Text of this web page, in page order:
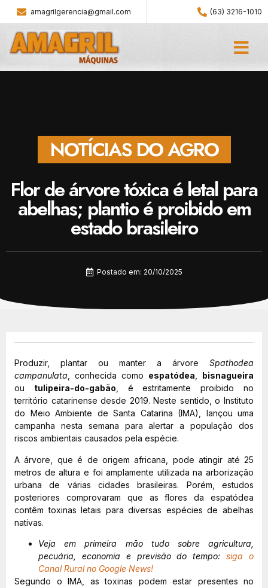
amagrilgerencia@gmail.com (63) 3216-1010
NOTÍCIAS DO AGRO
Flor de árvore tóxica é letal para
abelhas; plantio é proibido em
estado brasileiro
Postado em: 20/10/2025
Produzir, plantar ou manter a árvore Spathodea
campanulata , conhecida como espatódea
bisnagueira
ou tulipeira-do-gabão , é estritamente proibido no
território catarinense desde 2019. Neste sentido, o Instituto
do Meio Ambiente de Santa Catarina (IMA), lançou uma
campanha nesta semana para alertar a população dos
riscos ambientais causados pela espécie.
A árvore, que é de origem africana, pode atingir até 25
metros de altura e foi amplamente utilizada na arborização
urbana de várias cidades brasileiras. Porém, estudos
posteriores comprovaram que as flores da espatódea
contêm toxinas letais para diversas espécies de abelhas
nativas.
Veja em primeira mão tudo sobre agricultura,
pecuária, economia e previsão do tempo: siga o
Canal Rural no Google News!
Segundo o IMA, as toxinas podem estar presentes no